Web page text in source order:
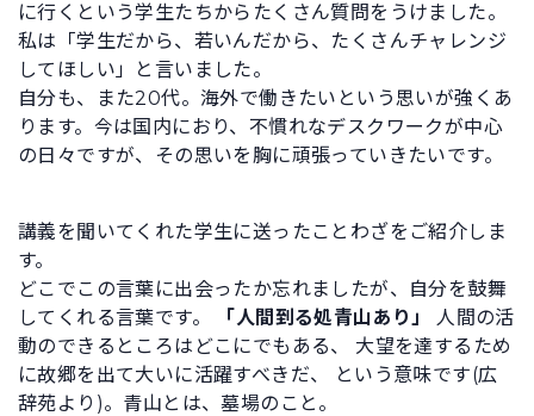
に行くという学生たちからたくさん質問をうけました。
私は「学生だから、若いんだから、たくさんチャレンジ
してほしい」と言いました。
自分も、また20代。海外で働きたいという思いが強くあ
ります。今は国内におり、不慣れなデスクワークが中心
の日々ですが、その思いを胸に頑張っていきたいです。
講義を聞いてくれた学生に送ったことわざをご紹介しま
す。
どこでこの言葉に出会ったか忘れましたが、自分を鼓舞
してくれる言葉です。
「人間到る処青山あり」
人間の活
動のできるところはどこにでもある、 大望を達するため
に故郷を出て大いに活躍すべきだ、 という意味です(広
辞苑より)。青山とは、墓場のこと。